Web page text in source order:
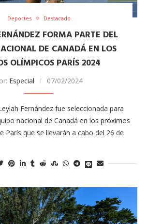
Deportes Destacado
FORMA PARTE DEL
DE CANADÁ EN LOS
OLÍMPICOS PARÍS 2024
Especial 07/02/2024
Fernández fue seleccionada para
nacional de Canadá en los próximos
París que se llevarán a cabo del 26 de